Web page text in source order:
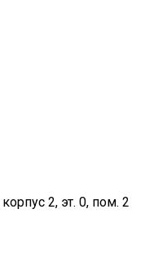
2, эт. 0, пом. 2